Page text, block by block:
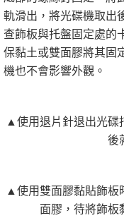
軌滑出，將光碟機取出
查飾板與托盤固定處的
保黏土或雙面膠將其固
機也不會影響外觀。
▲使用退片針退出光碟
後
▲使用雙面膠黏貼飾板
面膠，待將飾板